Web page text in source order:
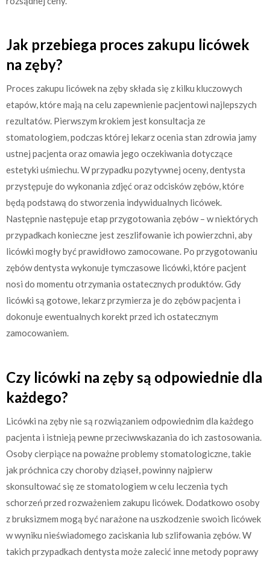
Jak przebiega proces zakupu licówek
na zęby?
Proces zakupu licówek na zęby składa się z kilku kluczowych
etapów, które mają na celu zapewnienie pacjentowi najlepszych
rezultatów. Pierwszym krokiem jest konsultacja ze
stomatologiem, podczas której lekarz ocenia stan zdrowia jamy
ustnej pacjenta oraz omawia jego oczekiwania dotyczące
estetyki uśmiechu. W przypadku pozytywnej oceny, dentysta
przystępuje do wykonania zdjęć oraz odcisków zębów, które
będą podstawą do stworzenia indywidualnych licówek.
Następnie następuje etap przygotowania zębów – w niektórych
przypadkach konieczne jest zeszlifowanie ich powierzchni, aby
licówki mogły być prawidłowo zamocowane. Po przygotowaniu
zębów dentysta wykonuje tymczasowe licówki, które pacjent
nosi do momentu otrzymania ostatecznych produktów. Gdy
licówki są gotowe, lekarz przymierza je do zębów pacjenta i
dokonuje ewentualnych korekt przed ich ostatecznym
zamocowaniem.
Czy licówki na zęby są odpowiednie dla
każdego?
Licówki na zęby nie są rozwiązaniem odpowiednim dla każdego
pacjenta i istnieją pewne przeciwwskazania do ich zastosowania.
Osoby cierpiące na poważne problemy stomatologiczne, takie
jak próchnica czy choroby dziąseł, powinny najpierw
skonsultować się ze stomatologiem w celu leczenia tych
schorzeń przed rozważeniem zakupu licówek. Dodatkowo osoby
z bruksizmem mogą być narażone na uszkodzenie swoich licówek
w wyniku nieświadomego zaciskania lub szlifowania zębów. W
takich przypadkach dentysta może zalecić inne metody poprawy